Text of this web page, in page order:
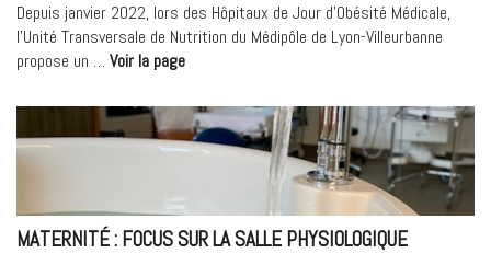
Depuis janvier 2022, lors des Hôpitaux de Jour d’Obésité Médicale,
l’Unité Transversale de Nutrition du Médipôle de Lyon-Villeurbanne
propose un … Voir la page« Hôpital
Jour
–
Focus
Psychonutrition »
MATERNITÉ : FOCUS SUR LA SALLE PHYSIOLOGIQUE